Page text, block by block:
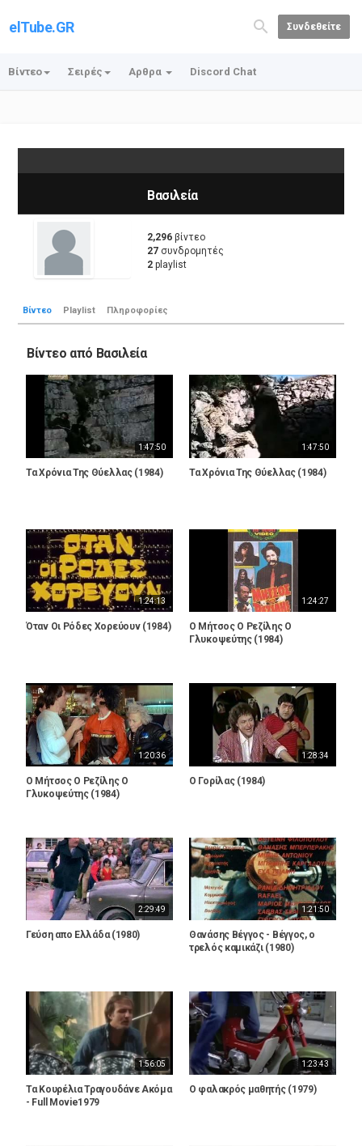
elTube.GR Συνδεθείτε
Βίντεο Σειρές Αρθρα Discord Chat
Βασιλεία
2,296 βίντεο
27 συνδρομητές
2 playlist
Βίντεο Playlist Πληροφορίες
Βίντεο από Βασιλεία
1:47:50
Τα Χρόνια Της Θύελλας (1984)
1:47:50
Τα Χρόνια Της Θύελλας (1984)
1:24:13
Όταν Οι Ρόδες Χορεύουν (1984)
1:24:27
Ο Μήτσος Ο Ρεζίλης Ο
Γλυκοψεύτης (1984)
1:20:36
Ο Μήτσος Ο Ρεζίλης Ο
Γλυκοψεύτης (1984)
1:28:34
Ο Γορίλας (1984)
2:29:49
Γεύση απο Ελλάδα (1980)
1:21:50
Θανάσης Βέγγος - Βέγγος, ο
τρελός καμικάζι (1980)
1:56:05
Τα Κουρέλια Τραγουδάνε Ακόμα
- Full Movie1979
1:23:43
Ο φαλακρός μαθητής (1979)